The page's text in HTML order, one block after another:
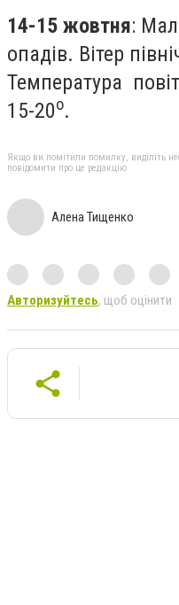
14-15 жовтня:
опадів. Вітер
Температура
15-20о.
Якщо ви помітили помилку, виділіть
повідомити про це редакцію
Алена Тищенко
Авторизуйтесь, щоб оцінити